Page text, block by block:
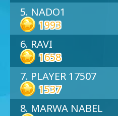
5. NADO1
1993
6. RAVI
1658
7. PLAYER 17507
1537
8. MARWA NABEL